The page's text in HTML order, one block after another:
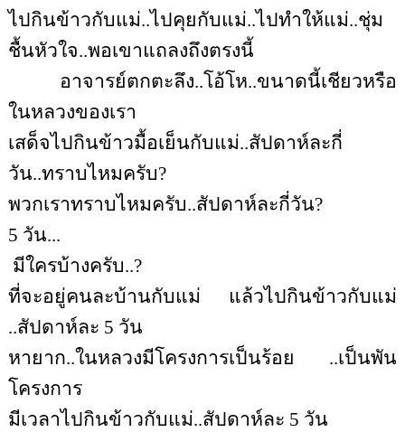
ไปกินข้าวกับแม่..ไปคุยกับแม่..ไปทำให้แม่..ชุ่ม
ชื้นหัวใจ..พอเขาแถลงถึงตรงนี้
อาจารย์ตกตะลึง..โอ้โห..ขนาดนี้เชียวหรือ
ในหลวงของเรา
เสด็จไปกินข้าวมื้อเย็นกับแม่..สัปดาห์ละกี่
วัน..ทราบไหมครับ?
พวกเราทราบไหมครับ..สัปดาห์ละกี่วัน?
5 วัน...
มีใครบ้างครับ..?
ที่จะอยู่คนละบ้านกับแม่ แล้วไปกินข้าวกับแม่
..สัปดาห์ละ 5 วัน
หายาก..ในหลวงมีโครงการเป็นร้อย ..เป็นพัน
โครงการ
มีเวลาไปกินข้าวกับแม่..สัปดาห์ละ 5 วัน